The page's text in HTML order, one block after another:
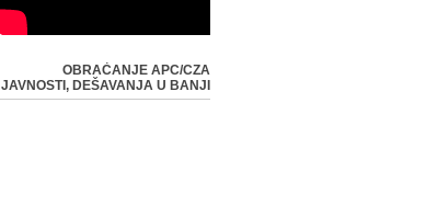
OBRAĆANJE APC/CZA
JAVNOSTI, DEŠAVANJA U BANJI